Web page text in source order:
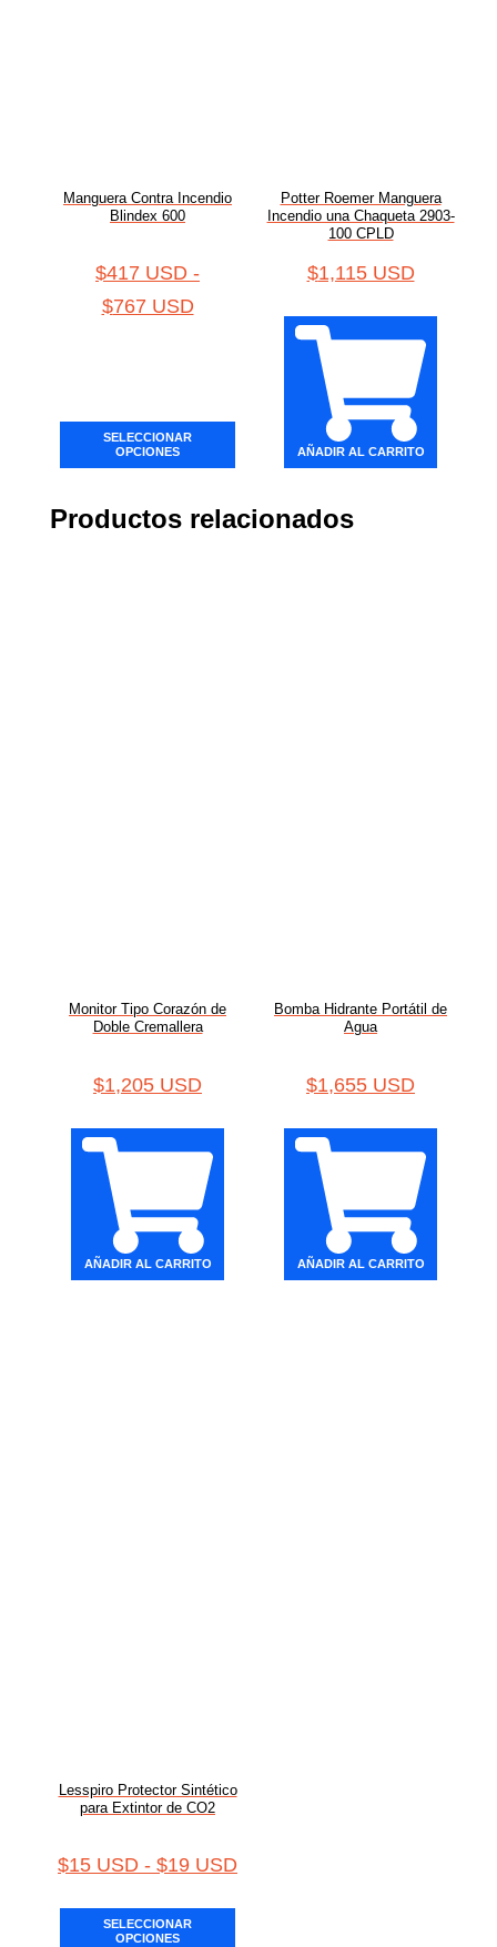
Manguera Contra Incendio
Blindex 600
$417 USD -
$767 USD
SELECCIONAR
OPCIONES
Potter Roemer Manguera
Incendio una Chaqueta 2903-
100 CPLD
$1,115 USD
AÑADIR AL CARRITO
Productos relacionados
Monitor Tipo Corazón de
Doble Cremallera
$1,205 USD
AÑADIR AL CARRITO
Bomba Hidrante Portátil de
Agua
$1,655 USD
AÑADIR AL CARRITO
Lesspiro Protector Sintético
para Extintor de CO2
$15 USD - $19 USD
SELECCIONAR
OPCIONES